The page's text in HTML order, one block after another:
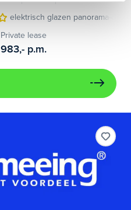
elektrisch glazen panorama-dak
Private lease
983,- p.m.